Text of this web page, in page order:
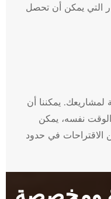
التي يمكن أن تحصل
لمشاريعك. يمكننا أن
نفسه، يمكن
الاقتراحات في حدود